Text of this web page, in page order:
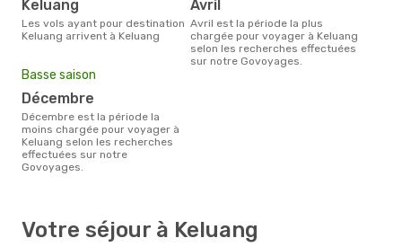
Keluang
Les vols ayant pour destination
Keluang arrivent à Keluang
avril
avril est la période la plus
chargée pour voyager à Keluang
selon les recherches effectuées
sur notre Govoyages.
Basse saison
décembre
décembre est la période la
moins chargée pour voyager à
Keluang selon les recherches
effectuées sur notre
Govoyages.
Votre séjour à Keluang